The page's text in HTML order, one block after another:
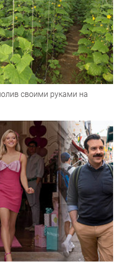
своими руками на